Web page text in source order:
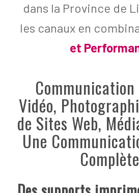
dans la Province de
les canaux en
et
Vidéo,
de Sites Web,
Une